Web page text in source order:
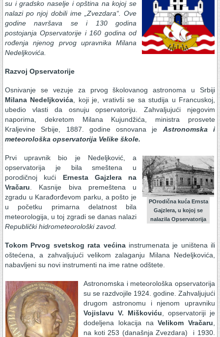
su i gradsko naselje i opština na kojoj se
nalazi po njoj dobili ime „Zvezdara“. Ove
godine navršava se i 130 godina
postojanja Opservatorije i 160 godina od
rođenja njenog prvog upravnika Milana
Nedeljkovića.
Razvoj Opservatorije
Osnivanje se vezuje za prvog školovanog astronoma u Srbiji
Milana Nedeljkovića , koji je, vrativši se sa studija u Francuskoj,
ubedio vlasti da osnuju opservatoriju. Zahvaljujući njegovim
naporima, dekretom Milana Kujundžića, ministra prosvete
Kraljevine Srbije, 1887. godine osnovana je Astronomska i
meteorološka opservatorija Velike škole.
POrodična kuća Ernsta
Gajzlera, u kojoj se
nalazila Opservatorija
Prvi upravnik bio je Nedeljković, a
opservatorija je bila smeštena u
porodičnoj kući Ernesta Gajzlera na
Vračaru . Kasnije biva premeštena u
zgradu u Karađorđevom parku, a pošto je
u početku primarna delatnost bila
meteorologija, u toj zgradi se danas nalazi
Republički hidrometeorološki zavod.
Tokom Prvog svetskog rata većinainstrumenata je uništena ili
oštećena, a zahvaljujući velikom zalaganju Milana Nedeljkovića,
nabavljeni su novi instrumenti na ime ratne odštete.
Astronomska i meteorološka opservatorija
su se razdvojile 1924. godine. Zahvaljujući
drugom astronomu i njenom upravniku
Vojislavu V. Miškoviću , opservatoriji je
dodeljena lokacija naVelikom Vračaru
na koti 253 (današnja Zvezdara) i 1930.